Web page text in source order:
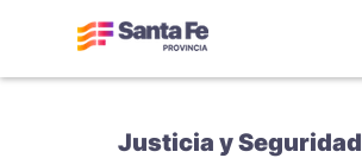
Justicia y Seguridad